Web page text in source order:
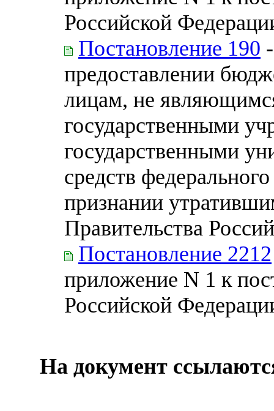
Российской
Постановление 190
предоставлении
лицам, не
государственными
государственными
средств
признании
Правительства
Постановление 2212
приложение N 1 к
Российской
На документ